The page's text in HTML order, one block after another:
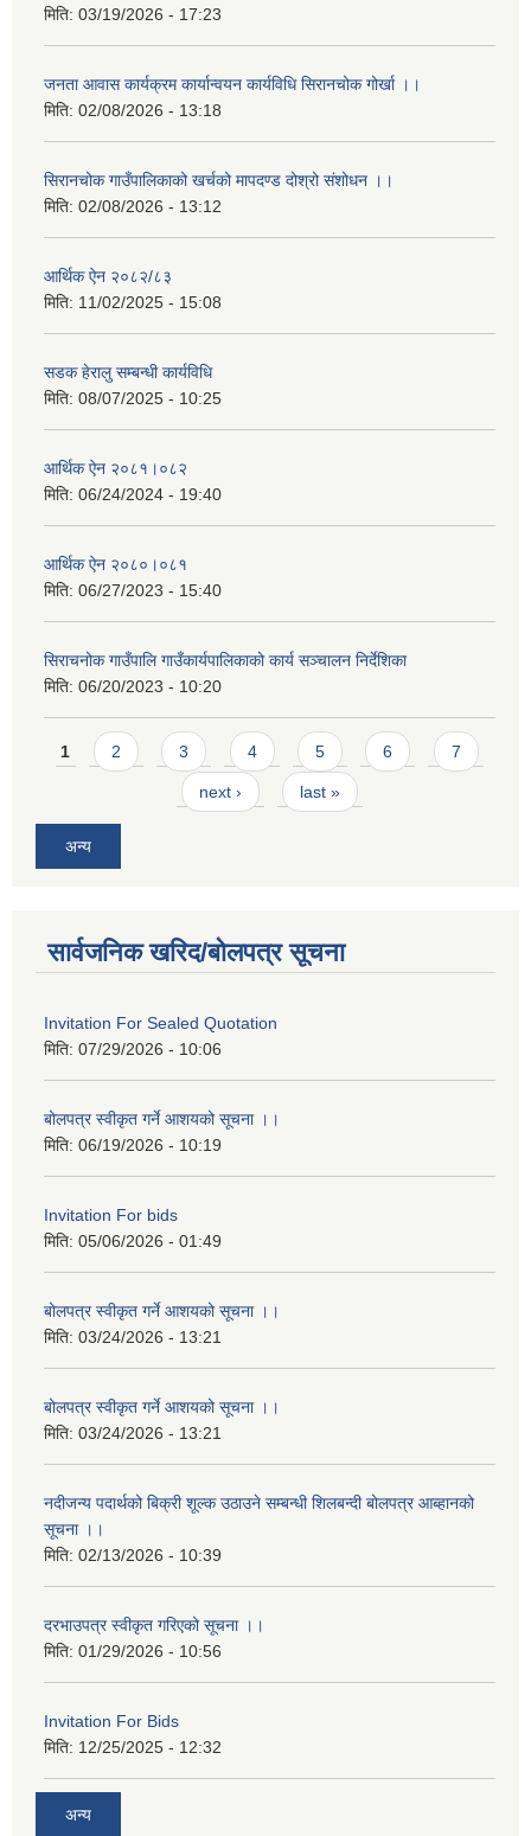
मिति: 03/19/2026 - 17:23
जनता आवास कार्यक्रम कार्यान्वयन कार्यविधि सिरानचोक गोर्खा ।।
मिति: 02/08/2026 - 13:18
सिरानचोक गाउँपालिकाको खर्चको मापदण्ड दोश्रो संशोधन ।।
मिति: 02/08/2026 - 13:12
आर्थिक ऐन २०८२/८३
मिति: 11/02/2025 - 15:08
सडक हेरालु सम्बन्धी कार्यविधि
मिति: 08/07/2025 - 10:25
आर्थिक ऐन २०८१।०८२
मिति: 06/24/2024 - 19:40
आर्थिक ऐन २०८०।०८१
मिति: 06/27/2023 - 15:40
सिराचनोक गाउँपालि गाउँकार्यपालिकाको कार्य सञ्चालन निर्देशिका
मिति: 06/20/2023 - 10:20
Pages
1 2 3 4 5 6 7
next › last »
अन्य
सार्वजनिक खरिद/बोलपत्र सूचना
Invitation For Sealed Quotation
मिति: 07/29/2026 - 10:06
बोलपत्र स्वीकृत गर्ने आशयको सूचना ।।
मिति: 06/19/2026 - 10:19
Invitation For bids
मिति: 05/06/2026 - 01:49
बोलपत्र स्वीकृत गर्ने आशयको सूचना ।।
मिति: 03/24/2026 - 13:21
बोलपत्र स्वीकृत गर्ने आशयको सूचना ।।
मिति: 03/24/2026 - 13:21
नदीजन्य पदार्थको बिक्री शूल्क उठाउने सम्बन्धी शिलबन्दी बोलपत्र आब्हानको
सूचना ।।
मिति: 02/13/2026 - 10:39
दरभाउपत्र स्वीकृत गरिएको सूचना ।।
मिति: 01/29/2026 - 10:56
Invitation For Bids
मिति: 12/25/2025 - 12:32
अन्य